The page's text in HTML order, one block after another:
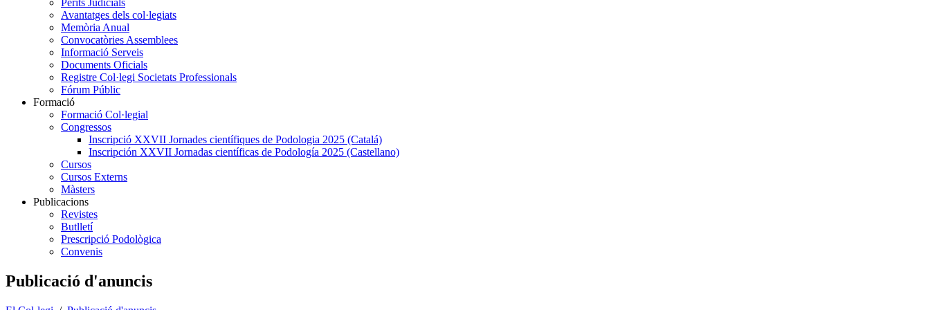
Perits Judicials
Avantatges dels col·legiats
Memòria Anual
Convocatòries Assemblees
Informació Serveis
Documents Oficials
Registre Col·legi Societats Professionals
Fórum Públic
Formació
Formació Col·legial
Congressos
Inscripció XXVII Jornades científiques de Podologia 2025 (Catalá)
Inscripción XXVII Jornadas científicas de Podología 2025 (Castellano)
Cursos
Cursos Externs
Màsters
Publicacions
Revistes
Butlletí
Prescripció Podològica
Convenis
Publicació d'anuncis